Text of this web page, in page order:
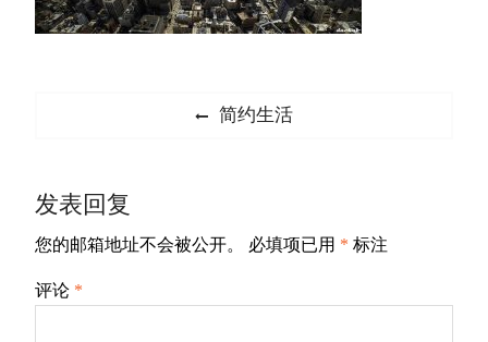
航
Previous
简约生活
发表回复
您的邮箱地址不会被公开。 必填项已用 * 标注
评论 *